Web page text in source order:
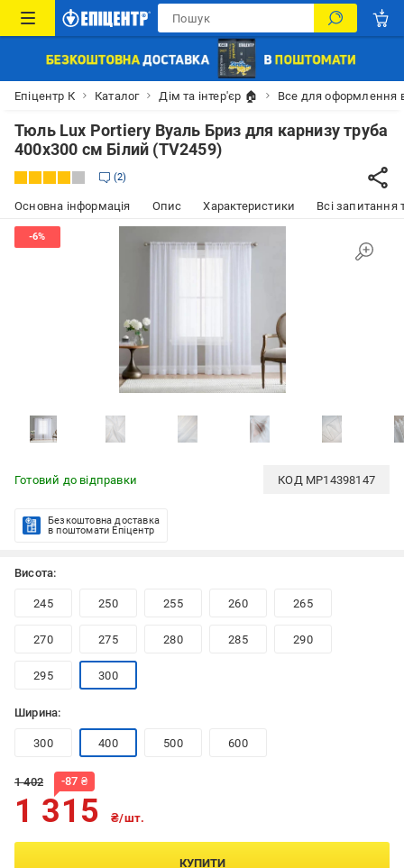
Епіцентр К Каталог Дім та інтер'єр 🏠 Все для оформлення
Тюль Lux Portiery Вуаль Бриз для карнизу труба
400х300 см Білий (TV2459)
2
Основна інформація Опис Характеристики Всі запитання
Готовий до відправки КОД MP14398147
Безкоштовна доставка
в поштомати Епіцентр
Висота:
245 250 255 260 265
270 275 280 285 290
295 300
Ширина:
300 400 500 600
1 402 -87 ₴
1 315 ₴/шт.
КУПИТИ